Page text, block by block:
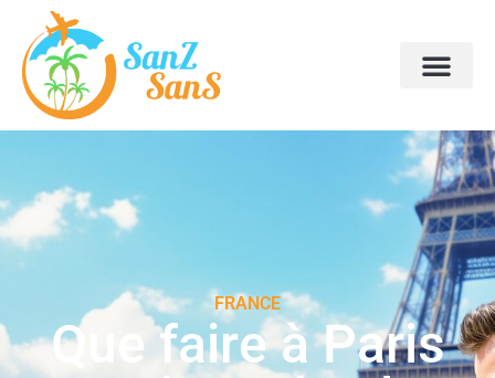
FRANCE
Que faire à Paris